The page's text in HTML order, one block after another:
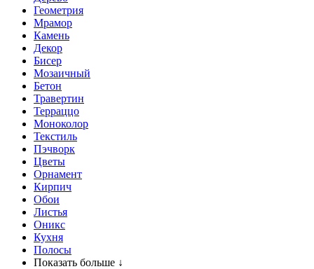
Геометрия
Мрамор
Камень
Декор
Бисер
Мозаичный
Бетон
Травертин
Терраццо
Моноколор
Текстиль
Пэчворк
Цветы
Орнамент
Кирпич
Обои
Листья
Оникс
Кухня
Полосы
Показать больше ↓